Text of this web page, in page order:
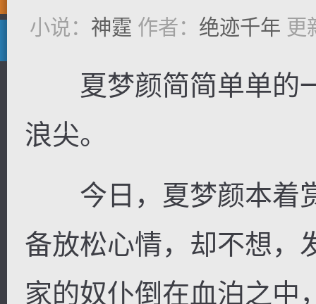
逐浪小说
小说： 神霆 作者： 绝迹千年 更
夏梦颜简简单单的
浪尖。
今日，夏梦颜本着
备放松心情，却不想，
家的奴仆倒在血泊之中